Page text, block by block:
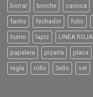
borrar broche carioca
factis fechador folio
humo lapiz LINEA ROJA
papelera pizarra placa
regla rollo Sello set